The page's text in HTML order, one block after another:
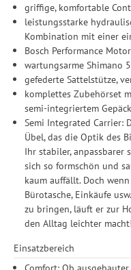
griffige, komfortable
leistungsstarke
Kombination mit einer
Bosch Performance
wartungsarme Shimano
gefederte Sattelstütze,
komplettes Zubehörset
semi-integriertem
Semi Integrated Carrier:
Übel, das die Optik des
Ihr stabiler,
sich so formschön und
kaum auffällt. Doch
Bürotasche, Einkäufe
zu bringen, läuft er zur
den Alltag leichter macht!
Einsatzbereich